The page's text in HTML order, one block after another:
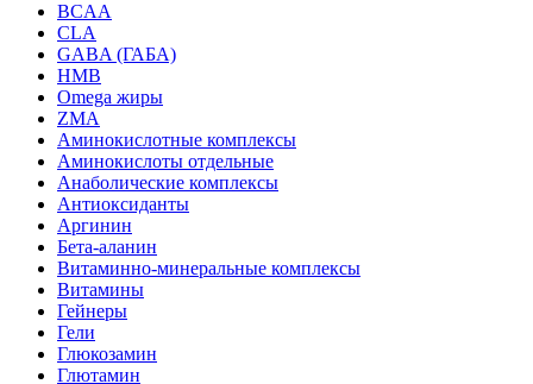
BCAA
CLA
GABA (ГАБА)
HMB
Omega жиры
ZMA
Аминокислотные комплексы
Аминокислоты отдельные
Анаболические комплексы
Антиоксиданты
Аргинин
Бета-аланин
Витаминно-минеральные комплексы
Витамины
Гейнеры
Гели
Глюкозамин
Глютамин